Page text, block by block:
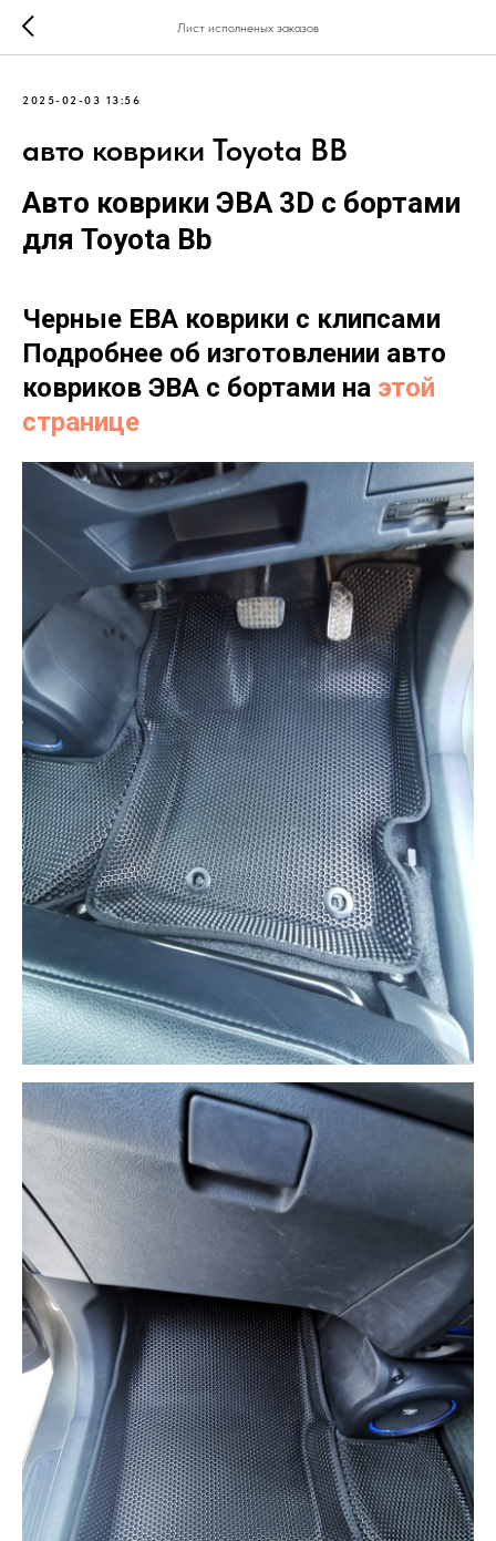
Лист исполненых заказов
2025-02-03 13:56
авто коврики Toyota BB
Авто коврики ЭВА 3D с бортами
для Toyota Bb
Черные ЕВА коврики с клипсами
Подробнее об изготовлении авто
ковриков ЭВА с бортами на этой
странице